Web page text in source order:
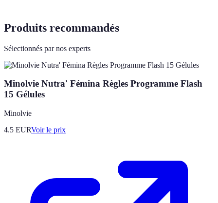
Produits recommandés
Sélectionnés par nos experts
Minolvie Nutra' Fémina Règles Programme Flash
15 Gélules
Minolvie
4.5 EURVoir le prix